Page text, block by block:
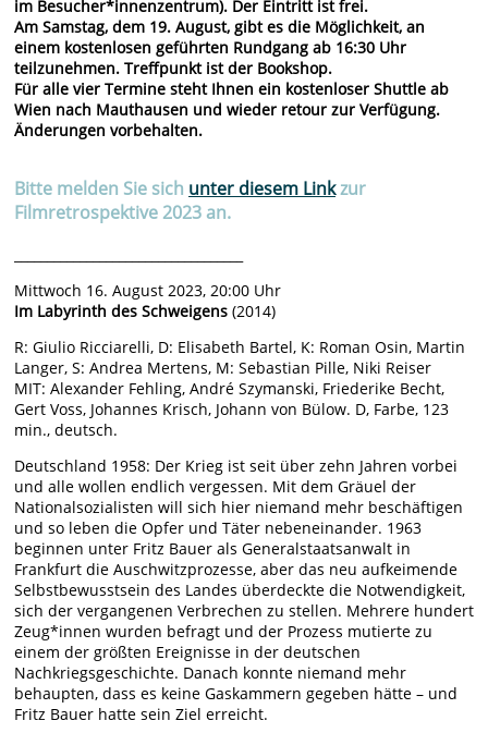
im Besucher*innenzentrum). Der Eintritt ist frei.
Am Samstag, dem 19. August, gibt es die Möglichkeit, an
einem kostenlosen geführten Rundgang ab 16:30 Uhr
teilzunehmen. Treffpunkt ist der Bookshop.
Für alle vier Termine steht Ihnen ein kostenloser Shuttle ab
Wien nach Mauthausen und wieder retour zur Verfügung.
Änderungen vorbehalten.
Bitte melden Sie sich unter diesem Linkzur
Filmretrospektive 2023 an.
Mittwoch 16. August 2023, 20:00 Uhr
Im Labyrinth des Schweigens (2014)
R: Giulio Ricciarelli, D: Elisabeth Bartel, K: Roman Osin, Martin
Langer, S: Andrea Mertens, M: Sebastian Pille, Niki Reiser
MIT: Alexander Fehling, André Szymanski, Friederike Becht,
Gert Voss, Johannes Krisch, Johann von Bülow. D, Farbe, 123
min., deutsch.
Deutschland 1958: Der Krieg ist seit über zehn Jahren vorbei
und alle wollen endlich vergessen. Mit dem Gräuel der
Nationalsozialisten will sich hier niemand mehr beschäftigen
und so leben die Opfer und Täter nebeneinander. 1963
beginnen unter Fritz Bauer als Generalstaatsanwalt in
Frankfurt die Auschwitzprozesse, aber das neu aufkeimende
Selbstbewusstsein des Landes überdeckte die Notwendigkeit,
sich der vergangenen Verbrechen zu stellen. Mehrere hundert
Zeug*innen wurden befragt und der Prozess mutierte zu
einem der größten Ereignisse in der deutschen
Nachkriegsgeschichte. Danach konnte niemand mehr
behaupten, dass es keine Gaskammern gegeben hätte ­– und
Fritz Bauer hatte sein Ziel erreicht.